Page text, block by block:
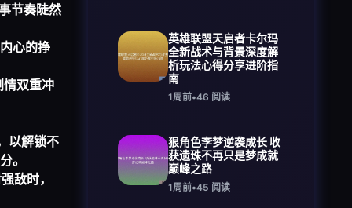
节奏陡然
心的挣
情双重冲
以解锁不
。
敌时，
英雄联盟天启者卡尔玛
全新战术与背景深度解
析玩法心得分享进阶指
南
1周前•46 阅读
狠角色李梦逆袭成长 收
获遗珠不再只是梦成就
巅峰之路
1周前•45 阅读